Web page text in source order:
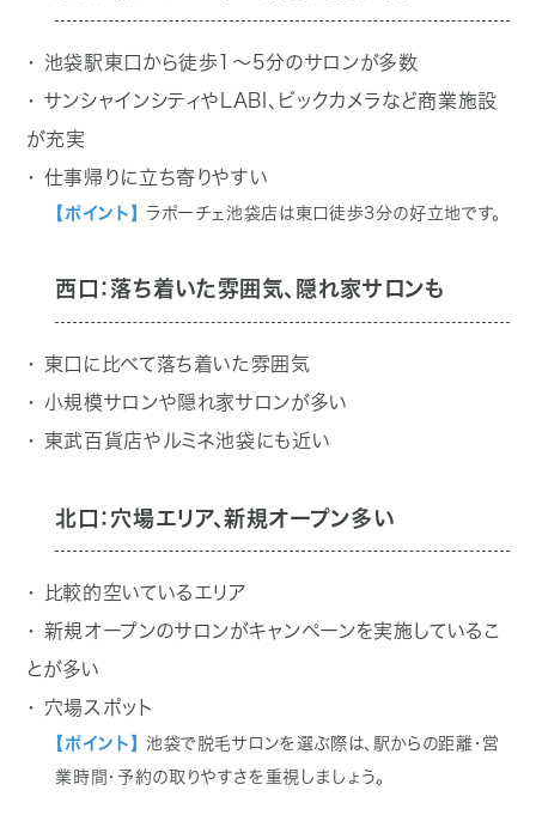
・ 池袋駅東口から徒歩1〜5分のサロンが多数
・ サンシャインシティやLABI、ビックカメラなど商業施設
が充実
・ 仕事帰りに立ち寄りやすい
【ポイント】 ラポーチェ池袋店は東口徒歩3分の好立地です。
西口：落ち着いた雰囲気、隠れ家サロンも
・ 東口に比べて落ち着いた雰囲気
・ 小規模サロンや隠れ家サロンが多い
・ 東武百貨店やルミネ池袋にも近い
北口：穴場エリア、新規オープン多い
・ 比較的空いているエリア
・ 新規オープンのサロンがキャンペーンを実施しているこ
とが多い
・ 穴場スポット
【ポイント】
池袋で脱毛サロンを選ぶ際は、駅からの距離・営
業時間・予約の取りやすさを重視しましょう。